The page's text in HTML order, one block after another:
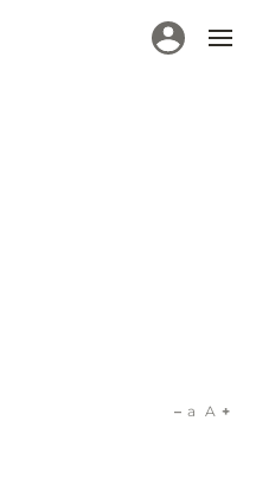
a A